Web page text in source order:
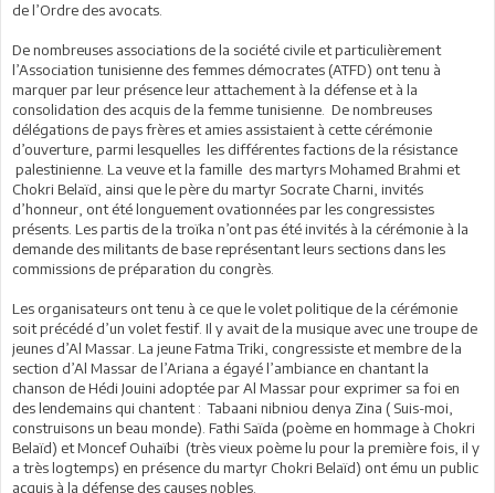
de l’Ordre des avocats.
De nombreuses associations de la société civile et particulièrement
l’Association tunisienne des femmes démocrates (ATFD) ont tenu à
marquer par leur présence leur attachement à la défense et à la
consolidation des acquis de la femme tunisienne. De nombreuses
délégations de pays frères et amies assistaient à cette cérémonie
d’ouverture, parmi lesquelles les différentes factions de la résistance
palestinienne. La veuve et la famille des martyrs Mohamed Brahmi et
Chokri Belaïd, ainsi que le père du martyr Socrate Charni, invités
d’honneur, ont été longuement ovationnées par les congressistes
présents. Les partis de la troïka n’ont pas été invités à la cérémonie à la
demande des militants de base représentant leurs sections dans les
commissions de préparation du congrès.
Les organisateurs ont tenu à ce que le volet politique de la cérémonie
soit précédé d’un volet festif. Il y avait de la musique avec une troupe de
jeunes d’Al Massar. La jeune Fatma Triki, congressiste et membre de la
section d’Al Massar de l’Ariana a égayé l’ambiance en chantant la
chanson de Hédi Jouini adoptée par Al Massar pour exprimer sa foi en
des lendemains qui chantent : Tabaani nibniou denya Zina ( Suis-moi,
construisons un beau monde). Fathi Saïda (poème en hommage à Chokri
Belaïd) et Moncef Ouhaïbi (très vieux poème lu pour la première fois, il y
a très logtemps) en présence du martyr Chokri Belaïd) ont ému un public
acquis à la défense des causes nobles.